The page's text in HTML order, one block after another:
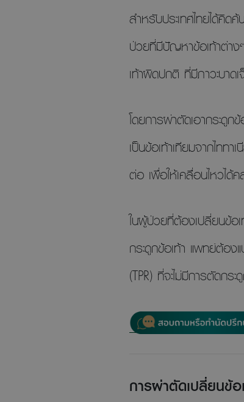
สำหรับประเทศไทยได้คิด
ป่วยที่มีปัญหาข้อเท้าต่า
เท้าผิดปกติ ที่มีภาวะบา
โดยการผ่าตัดเอากระดู
เป็นข้อเท้าเทียมจากไท
ต่อ เพื่อให้เคลื่อนไหวได้
ในผู้ป่วยที่ต้องเปลี่ยนข้อ
กระดูกข้อเท้า แพทย์ต้อง
(TPR) ที่จะไม่มีการตัดก
การผ่าตัดเปลี่ยนข้